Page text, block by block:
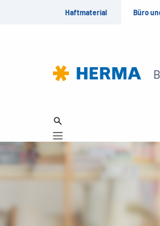
Haftmaterial Büro